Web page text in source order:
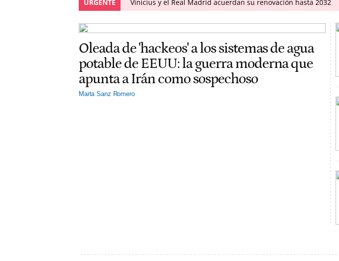
URGENTE Vinicius y el Real Madrid acuerdan su renovación hasta 2032
Oleada de 'hackeos' a los sistemas de agua
potable de EEUU: la guerra moderna que
apunta a Irán como sospechoso
Marta Sanz Romero